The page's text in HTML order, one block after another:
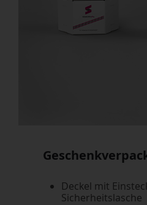
Deckel mit
Sicherheitslasche